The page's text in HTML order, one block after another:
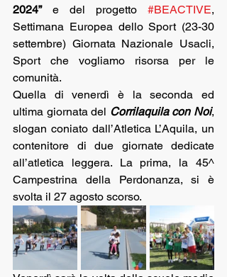
2024” e del progetto #BEACTIVE,
Settimana Europea dello Sport (23-30
settembre) Giornata Nazionale Usacli,
Sport che vogliamo risorsa per le
comunità.
Quella di venerdì è la seconda ed
ultima giornata del Corrilaquila con Noi,
slogan coniato dall’Atletica L’Aquila, un
contenitore di due giornate dedicate
all’atletica leggera.
La prima, la 45^
Campestrina della Perdonanza, si è
svolta il 27 agosto scorso.